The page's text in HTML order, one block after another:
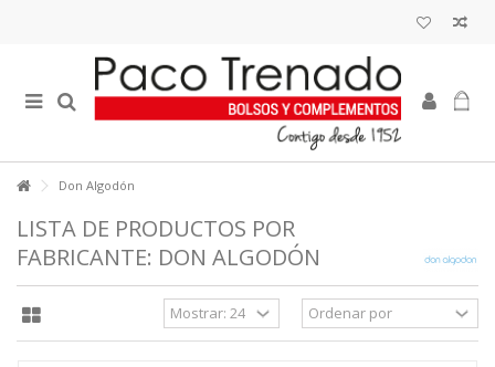
Don Algodón
LISTA DE PRODUCTOS POR
FABRICANTE: DON ALGODÓN